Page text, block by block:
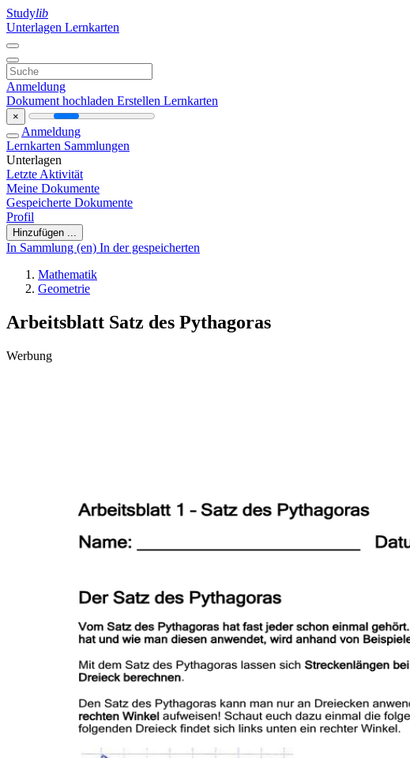
Studylib
Unterlagen Lernkarten
Anmeldung
Dokument hochladen Erstellen Lernkarten
×
Anmeldung
Lernkarten Sammlungen
Unterlagen
Letzte Aktivität
Meine Dokumente
Gespeicherte Dokumente
Profil
Hinzufügen ...
In Sammlung (en) In der gespeicherten
Mathematik
Geometrie
Arbeitsblatt Satz des Pythagoras
Werbung